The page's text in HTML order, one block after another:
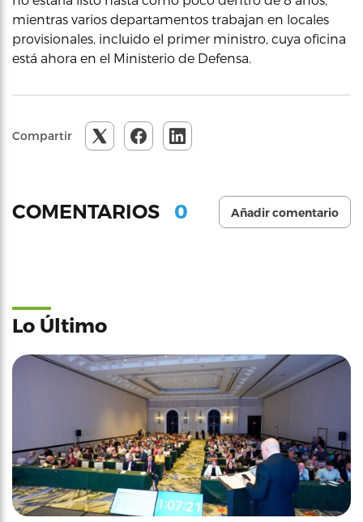
mientras varios departamentos trabajan en locales
provisionales, incluido el primer ministro, cuya oficina
está ahora en el Ministerio de Defensa.
Compartir
COMENTARIOS 0 Añadir comentario
Lo Último